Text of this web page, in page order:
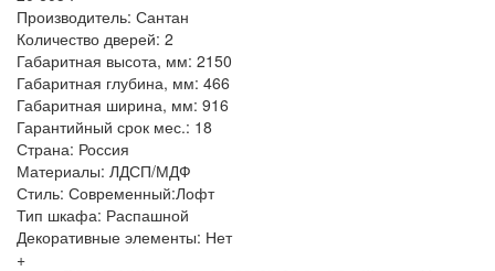
Производитель: Сантан
Количество дверей: 2
Габаритная высота, мм: 2150
Габаритная глубина, мм: 466
Габаритная ширина, мм: 916
Гарантийный срок мес.: 18
Страна: Россия
Материалы: ЛДСП/МДФ
Стиль: Современный:Лофт
Тип шкафа: Распашной
Декоративные элементы: Нет
+